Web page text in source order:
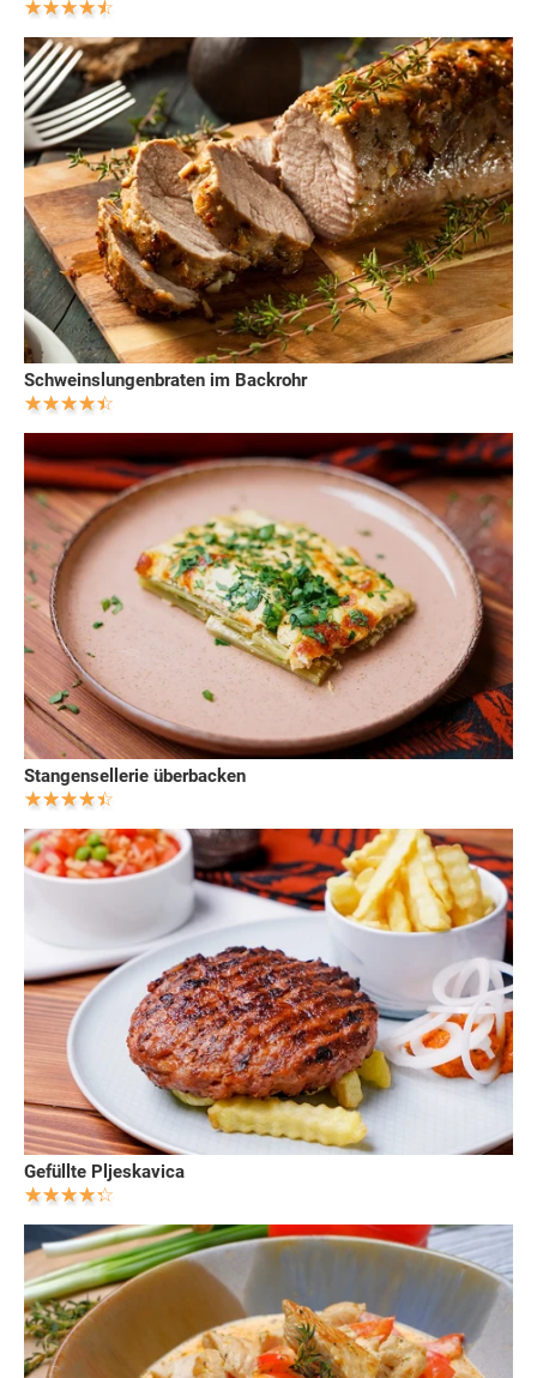
Schweinslungenbraten im Backrohr
Stangensellerie überbacken
Gefüllte Pljeskavica